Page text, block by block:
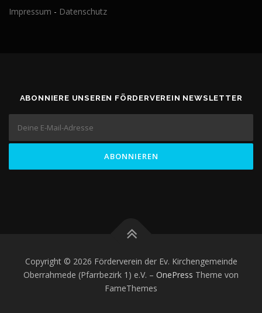
Impressum - Datenschutz
ABONNIERE UNSEREN FÖRDERVEREIN NEWSLETTER
Copyright © 2026 Förderverein der Ev. Kirchengemeinde
Oberrahmede (Pfarrbezirk 1) e.V. – OnePress Theme von
FameThemes